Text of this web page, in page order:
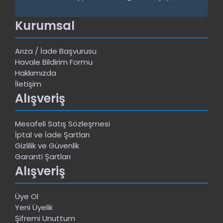
Kurumsal
Arıza / İade Başvurusu
Havale Bildirim Formu
Hakkımızda
İletişim
Alışveriş
Mesafeli Satış Sözleşmesi
İptal ve İade Şartları
Gizlilik ve Güvenlik
Garanti Şartları
Alışveriş
Üye Ol
Yeni Üyelik
Şifremi Unuttum